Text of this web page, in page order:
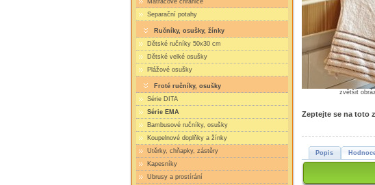
Separační potahy
Ručníky, osušky, žínky
Dětské ručníky 50x30 cm
Dětské velké osušky
Plážové osušky
Froté ručníky, osušky
Série DITA
Série EMA
Bambusové ručníky, osušky
Koupelnové doplňky a žínky
Utěrky, chňapky, zástěry
Kapesníky
Ubrusy a prostírání
zvětšit
Zeptejte se na toto
Popis